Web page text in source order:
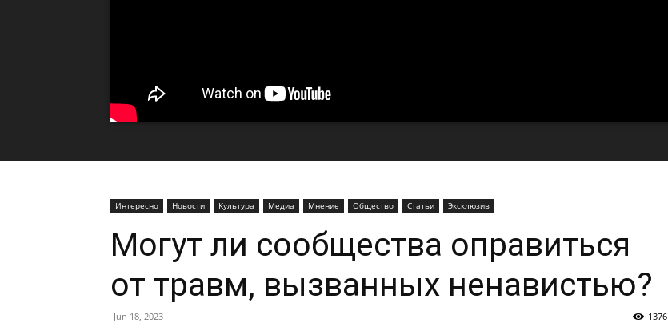
Интересно Новости Культура Медиа Мнение Общество Статьи Эксклюзив
Могут ли сообщества оправиться
от травм, вызванных ненавистью?
Jun 18, 2023 1376